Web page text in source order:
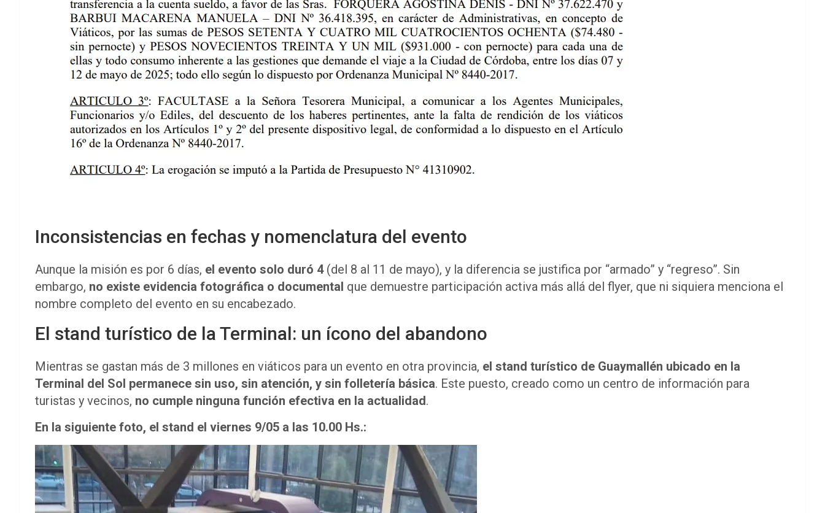
Inconsistencias en fechas y nomenclatura del evento
Aunque la misión es por 6 días, el evento solo duró 4(del 8 al 11 de mayo), y la diferencia se justifica por “armado” y “regreso”. Sin
embargo, no existe evidencia fotográfica o documental que demuestre participación activa más allá del flyer, que ni siquiera menciona el
nombre completo del evento en su encabezado.
El stand turístico de la Terminal: un ícono del abandono
Mientras se gastan más de 3 millones en viáticos para un evento en otra provincia, el stand turístico de Guaymallén ubicado en la
Terminal del Sol permanece sin uso, sin atención, y sin folletería básica. Este puesto, creado como un centro de información para
turistas y vecinos, no cumple ninguna función efectiva en la actualidad.
En la siguiente foto, el stand el viernes 9/05 a las 10.00 Hs.: